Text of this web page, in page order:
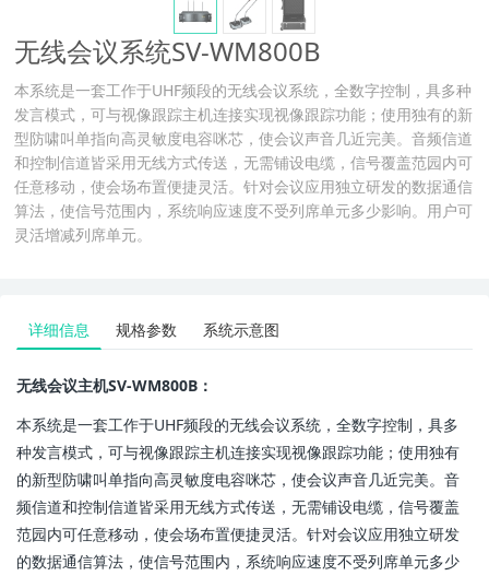
无线会议系统SV-WM800B
本系统是一套工作于UHF频段的无线会议系统，全数字控制，具多种
发言模式，可与视像跟踪主机连接实现视像跟踪功能；使用独有的新
型防啸叫单指向高灵敏度电容咪芯，使会议声音几近完美。音频信道
和控制信道皆采用无线方式传送，无需铺设电缆，信号覆盖范园内可
任意移动，使会场布置便捷灵活。针对会议应用独立研发的数据通信
算法，使信号范围内，系统响应速度不受列席单元多少影响。用户可
灵活增减列席单元。
详细信息 规格参数 系统示意图
无线会议主机SV-WM800B：
本系统是一套工作于UHF频段的无线会议系统，全数字控制，具多
种发言模式，可与视像跟踪主机连接实现视像跟踪功能；使用独有
的新型防啸叫单指向高灵敏度电容咪芯，使会议声音几近完美。音
频信道和控制信道皆采用无线方式传送，无需铺设电缆，信号覆盖
范园内可任意移动，使会场布置便捷灵活。针对会议应用独立研发
的数据通信算法，使信号范围内，系统响应速度不受列席单元多少